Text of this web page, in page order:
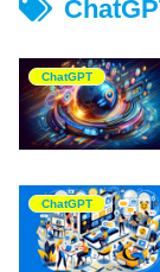
ChatGPT
ChatGPT